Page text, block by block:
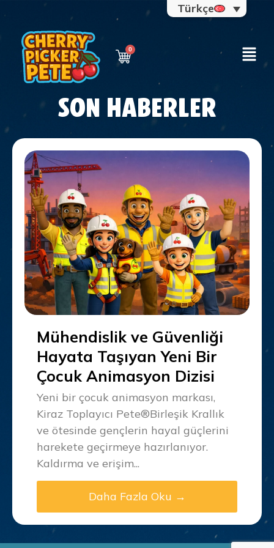
Türkçe
SON HABERLER
Mühendislik ve Güvenliği
Hayata Taşıyan Yeni Bir
Çocuk Animasyon Dizisi
Yeni bir çocuk animasyon markası,
Kiraz Toplayıcı Pete®Birleşik Krallık
ve ötesinde gençlerin hayal güçlerini
harekete geçirmeye hazırlanıyor.
Kaldırma ve erişim...
Daha Fazla Oku →